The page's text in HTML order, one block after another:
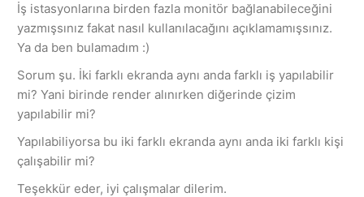
İş istasyonlarına birden fazla monitör bağlanabileceğini
yazmışsınız fakat nasıl kullanılacağını açıklamamışsınız.
Ya da ben bulamadım :)
Sorum şu. İki farklı ekranda aynı anda farklı iş yapılabilir
mi? Yani birinde render alınırken diğerinde çizim
yapılabilir mi?
Yapılabiliyorsa bu iki farklı ekranda aynı anda iki farklı kişi
çalışabilir mi?
Teşekkür eder, iyi çalışmalar dilerim.